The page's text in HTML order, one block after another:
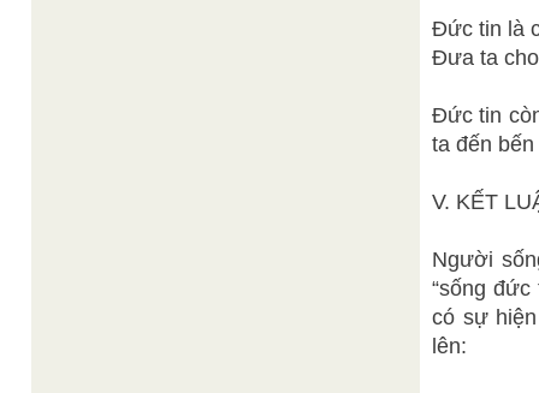
Ðức tin là
Ðưa ta
Đức tin
ta đến
V. KẾT
Người
“sống
có sự
lên: